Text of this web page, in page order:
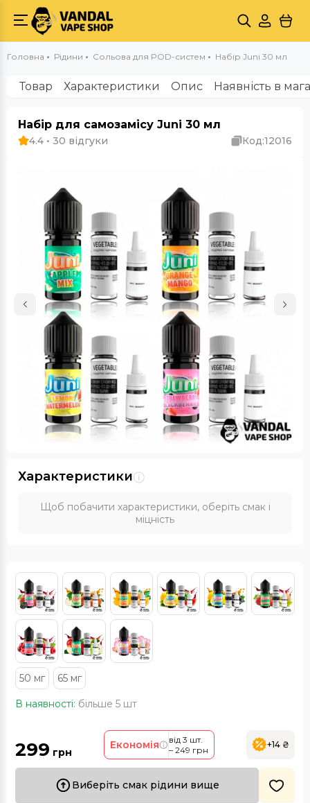
Головна Рідини Сольова для POD-систем Набір Juni 30 мл
Товар Характеристики Опис Наявність в
Набір для самозамісу Juni 30 мл
4.4 • 30 відгуки Код:12016
Характеристики
Щоб побачити характеристики, оберіть смак і
міцність
50 мг 65 мг
В наявності: більше 5 шт
299 грн
Економія
від 3 шт.
– 249 грн
+14 ₴
Виберіть смак рідини вище